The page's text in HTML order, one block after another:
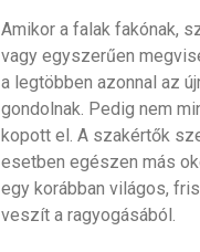
Amikor a falak fakónak,
vagy egyszerűen
a legtöbben azonnal az
gondolnak. Pedig nem
kopott el. A szakértők
esetben egészen más
egy korábban világos,
veszít a ragyogásából.